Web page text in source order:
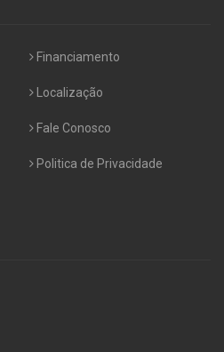
Financiamento
Localização
Fale Conosco
Politica de Privacidade